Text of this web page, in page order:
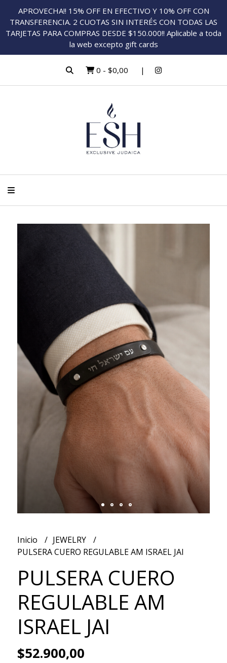
APROVECHA!! 15% OFF EN EFECTIVO Y 10% OFF CON
TRANSFERENCIA. 2 CUOTAS SIN INTERÉS CON TODAS LAS
TARJETAS PARA COMPRAS DESDE $150.000!! Aplicable a toda
la web excepto gift cards
0 - $0,00
Inicio
JEWELRY
PULSERA CUERO REGULABLE AM ISRAEL JAI
PULSERA CUERO
REGULABLE AM
ISRAEL JAI
$52.900,00